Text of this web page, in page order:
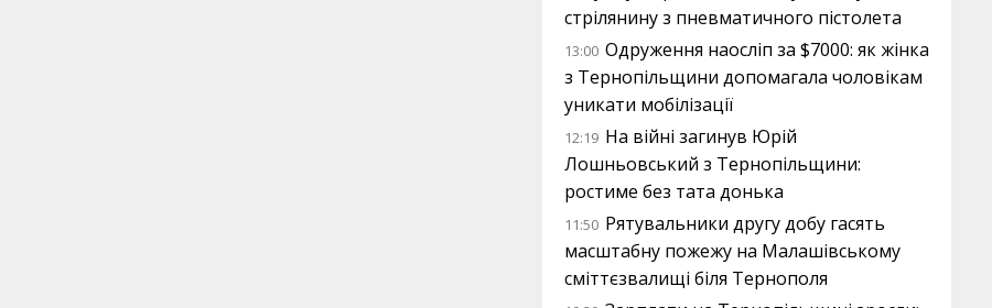
стрілянину з пневматичного пістолета
13:00 Одруження наосліп за $7000: як жінка
з Тернопільщини допомагала чоловікам
уникати мобілізації
12:19 На війні загинув Юрій
Лошньовський з Тернопільщини:
ростиме без тата донька
11:50 Рятувальники другу добу гасять
масштабну пожежу на Малашівському
сміттєзвалищі біля Тернополя